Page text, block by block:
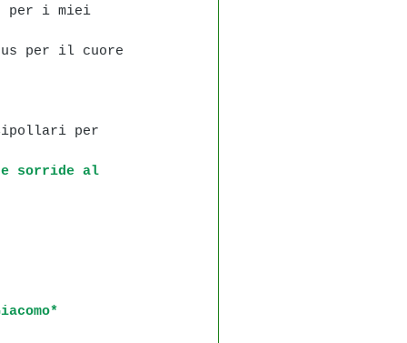
per i miei
per il cuore
per
sorride al